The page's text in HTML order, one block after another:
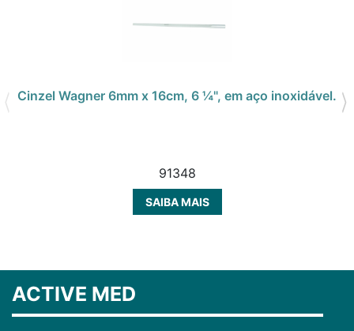
Cinzel Wagner 6mm x 16cm, 6 ¼", em aço inoxidável.
91348
SAIBA MAIS
ACTIVE MED